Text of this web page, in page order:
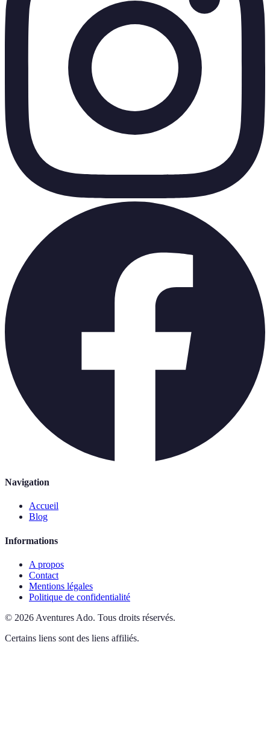
Navigation
Accueil
Blog
Informations
A propos
Contact
Mentions légales
Politique de confidentialité
© 2026 Aventures Ado. Tous droits réservés.
Certains liens sont des liens affiliés.